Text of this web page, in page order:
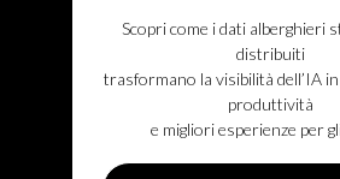
Scopri come i dati alberghieri
distribuiti
trasformano la visibilità dell’IA
produttività
e migliori esperienze per